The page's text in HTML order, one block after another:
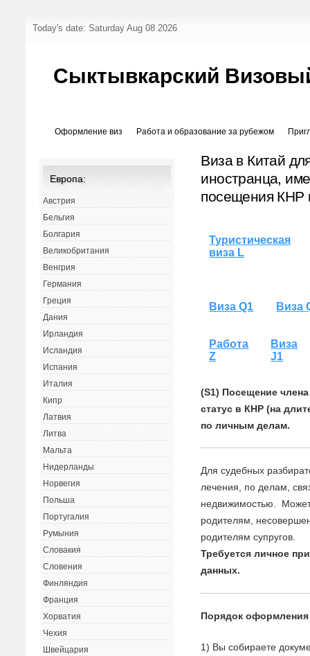
Today's date: Saturday Aug 08 2026
Сыктывкарский
Оформление виз Работа и образование за рубежом
Виза в Китай
иностранца,
посещения КНР
Туристическая
виза L
Виза Q1 Виза
Работа
Z
Виза
J1
(S1) Посещение
статус в КНР (на
по личным делам.
Для судебных
лечения, по делам,
недвижимостью.
родителям,
родителям супругов.
Требуется личное
данных.
Порядок
1) Вы собираете
Европа:
Австрия
Бельгия
Болгария
Великобритания
Венгрия
Германия
Греция
Дания
Ирландия
Исландия
Испания
Италия
Кипр
Латвия
Литва
Мальта
Нидерланды
Норвегия
Польша
Португалия
Румыния
Словакия
Словения
Финляндия
Франция
Хорватия
Чехия
Швейцария